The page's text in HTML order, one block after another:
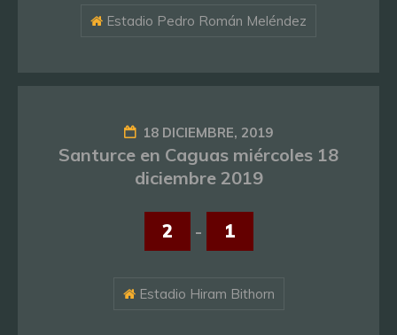
Estadio Pedro Román Meléndez
18 DICIEMBRE, 2019
Santurce en Caguas miércoles 18
diciembre 2019
2 - 1
Estadio Hiram Bithorn